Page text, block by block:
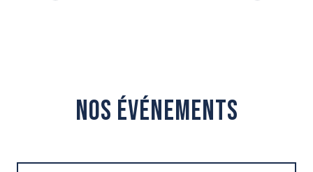
Nos événements